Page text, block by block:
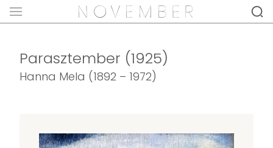
Parasztember (1925)
Hanna Mela (1892 – 1972)